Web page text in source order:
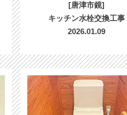
[唐津市鏡]
キッチン水栓交換工事
2026.01.09